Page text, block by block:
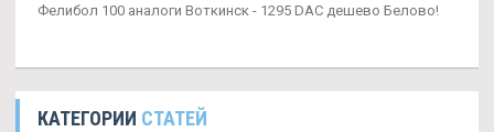
Фелибол 100 аналоги Воткинск - 1295 DAC дешево Белово!
КАТЕГОРИИ СТАТЕЙ